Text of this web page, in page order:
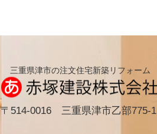
三重県津市の注文住宅新築リフォーム
〒514-0016 三重県津市乙部775-1